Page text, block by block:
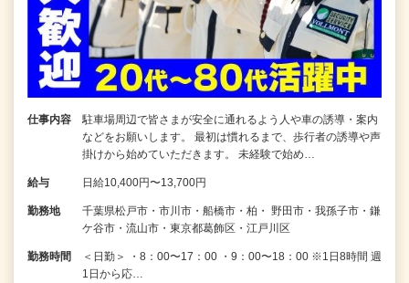
仕事内容
駐車場周辺で皆さまが安全に通れるよう人や車の誘導・案内
などをお願いします。 最初は慣れるまで、歩行者の誘導や声
掛けから始めていただきます。 未経験で始め…
給与 日給10,400円〜13,700円
勤務地
千葉県松戸市・市川市・船橋市・柏・ 野田市・我孫子市・鎌
ケ谷市・流山市・東京都葛飾区・江戸川区
勤務時間
＜日勤＞ ・8：00〜17：00 ・9：00〜18：00 ※1日8時間 週
1日から応…